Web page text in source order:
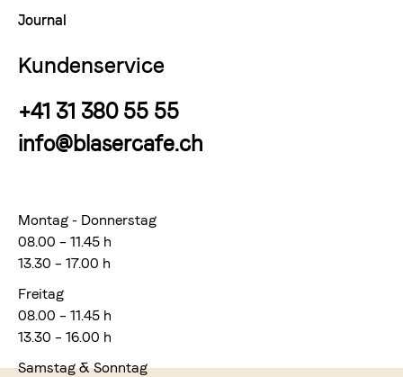
Journal
Kundenservice
+41 31 380 55 55
info@blasercafe.ch
Montag - Donnerstag
08.00 – 11.45 h
13.30 – 17.00 h
Freitag
08.00 – 11.45 h
13.30 – 16.00 h
Samstag & Sonntag